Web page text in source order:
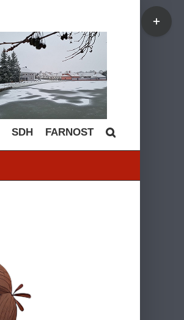
SDH FARNOST
Toggle
Sliding